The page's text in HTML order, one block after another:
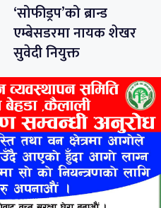
‘सोफीड्रप’को ब्रान्ड
एम्बेसडरमा नायक शेखर
सुवेदी नियुक्त